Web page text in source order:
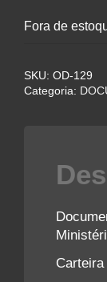
Fora de
SKU: OD-129
Categoria: